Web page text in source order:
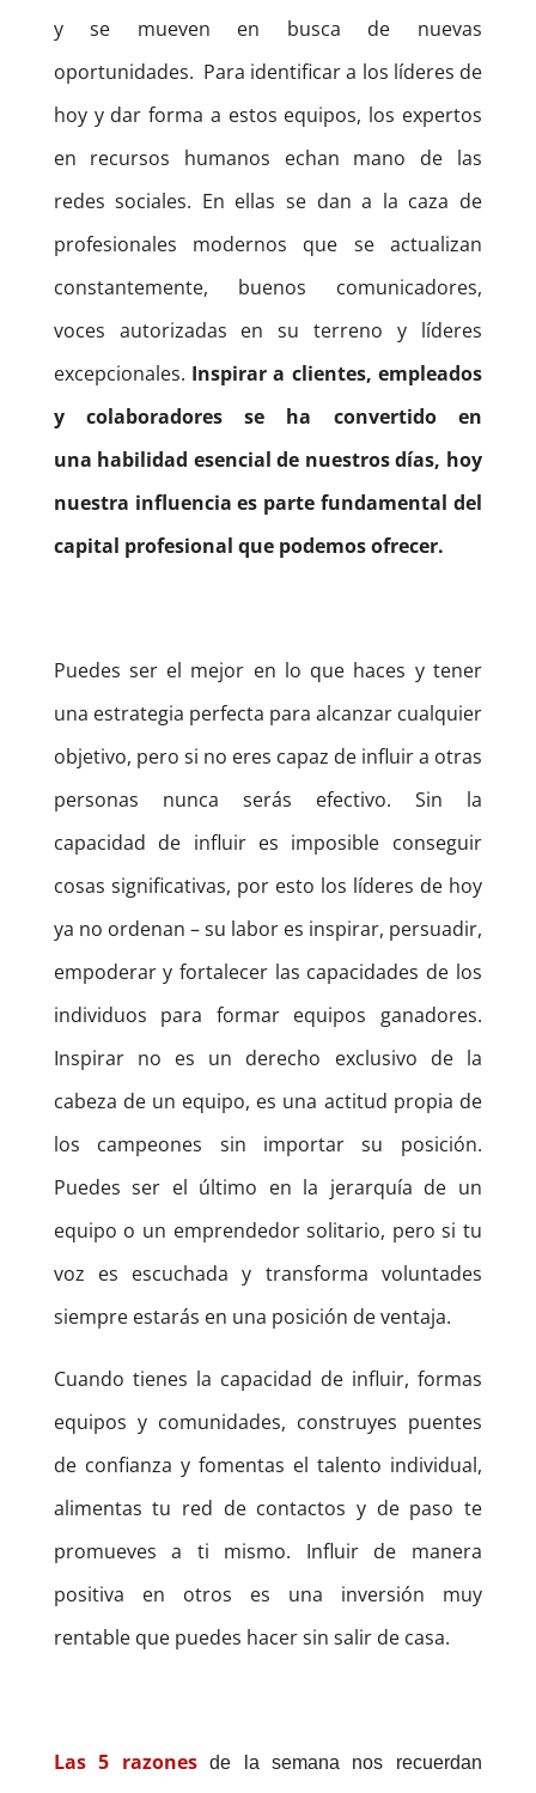
y se mueven en busca de nuevas
oportunidades. Para identificar a los líderes de
hoy y dar forma a estos equipos, los expertos
en recursos humanos echan mano de las
redes sociales. En ellas se dan a la caza de
profesionales modernos que se actualizan
constantemente, buenos comunicadores,
voces autorizadas en su terreno y líderes
excepcionales. Inspirar a clientes, empleados
y colaboradores se ha convertido en
una habilidad esencial de nuestros días, hoy
nuestra influencia es parte fundamental del
capital profesional que podemos ofrecer.
Puedes ser el mejor en lo que haces y tener
una estrategia perfecta para alcanzar cualquier
objetivo, pero si no eres capaz de influir a otras
personas nunca serás efectivo. Sin la
capacidad de influir es imposible conseguir
cosas significativas, por esto los líderes de hoy
ya no ordenan – su labor es inspirar, persuadir,
empoderar y fortalecer las capacidades de los
individuos para formar equipos ganadores.
Inspirar no es un derecho exclusivo de la
cabeza de un equipo, es una actitud propia de
los campeones sin importar su posición.
Puedes ser el último en la jerarquía de un
equipo o un emprendedor solitario, pero si tu
voz es escuchada y transforma voluntades
siempre estarás en una posición de ventaja.
Cuando tienes la capacidad de influir, formas
equipos y comunidades, construyes puentes
de confianza y fomentas el talento individual,
alimentas tu red de contactos y de paso te
promueves a ti mismo. Influir de manera
positiva en otros es una inversión muy
rentable que puedes hacer sin salir de casa.
Las 5 razonesde la semana nos recuerdan